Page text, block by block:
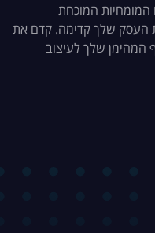
המוכחת
העסק שלך קדימה. קדם את
המהימן שלך לעיצוב